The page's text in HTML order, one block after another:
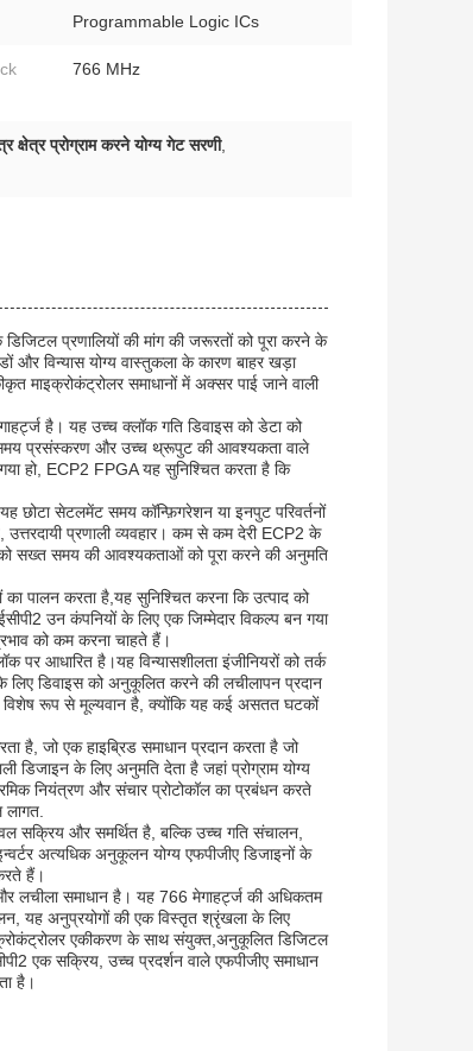
Programmable Logic ICs
766 MHz
क्षेत्र प्रोग्राम करने योग्य गेट सरणी,
प्रणालियों की मांग की जरूरतों को पूरा करने के
और विन्यास योग्य वास्तुकला के कारण बाहर खड़ा
माइक्रोकंट्रोलर समाधानों में अक्सर पाई जाने वाली
है। यह उच्च क्लॉक गति डिवाइस को डेटा को
समय प्रसंस्करण और उच्च थ्रूपुट की आवश्यकता वाले
हो, ECP2 FPGA यह सुनिश्चित करता है कि
सेटलमेंट समय कॉन्फ़िगरेशन या इनपुट परिवर्तनों
प्रणाली व्यवहार। कम से कम देरी ECP2 के
को सख्त समय की आवश्यकताओं को पूरा करने की अनुमति
का पालन करता है,यह सुनिश्चित करना कि उत्पाद को
उन कंपनियों के लिए एक जिम्मेदार विकल्प बन गया
को कम करना चाहते हैं।
पर आधारित है।यह विन्यासशीलता इंजीनियरों को तर्क
लिए डिवाइस को अनुकूलित करने की लचीलापन प्रदान
विशेष रूप से मूल्यवान है, क्योंकि यह कई असतत घटकों
है, जो एक हाइब्रिड समाधान प्रदान करता है जो
डिजाइन के लिए अनुमति देता है जहां प्रोग्राम योग्य
नियंत्रण और संचार प्रोटोकॉल का प्रबंधन करते
लागत.
सक्रिय और समर्थित है, बल्कि उच्च गति संचालन,
अत्यधिक अनुकूलन योग्य एफपीजीए डिजाइनों के
हैं।
लचीला समाधान है। यह 766 मेगाहर्ट्ज की अधिकतम
यह अनुप्रयोगों की एक विस्तृत श्रृंखला के लिए
एकीकरण के साथ संयुक्त,अनुकूलित डिजिटल
एक सक्रिय, उच्च प्रदर्शन वाले एफपीजीए समाधान
है।